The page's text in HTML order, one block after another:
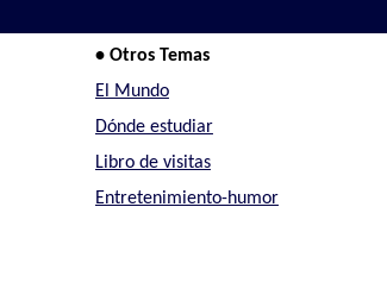
• Otros Temas
El Mundo
Dónde estudiar
Libro de visitas
Entretenimiento-humor